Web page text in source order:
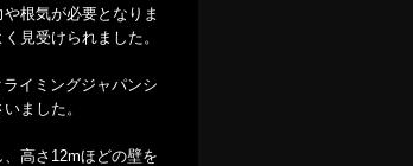
根気が必要となりま
見受けられました。
イミングジャパンシ
ました。
高さ12mほどの壁を